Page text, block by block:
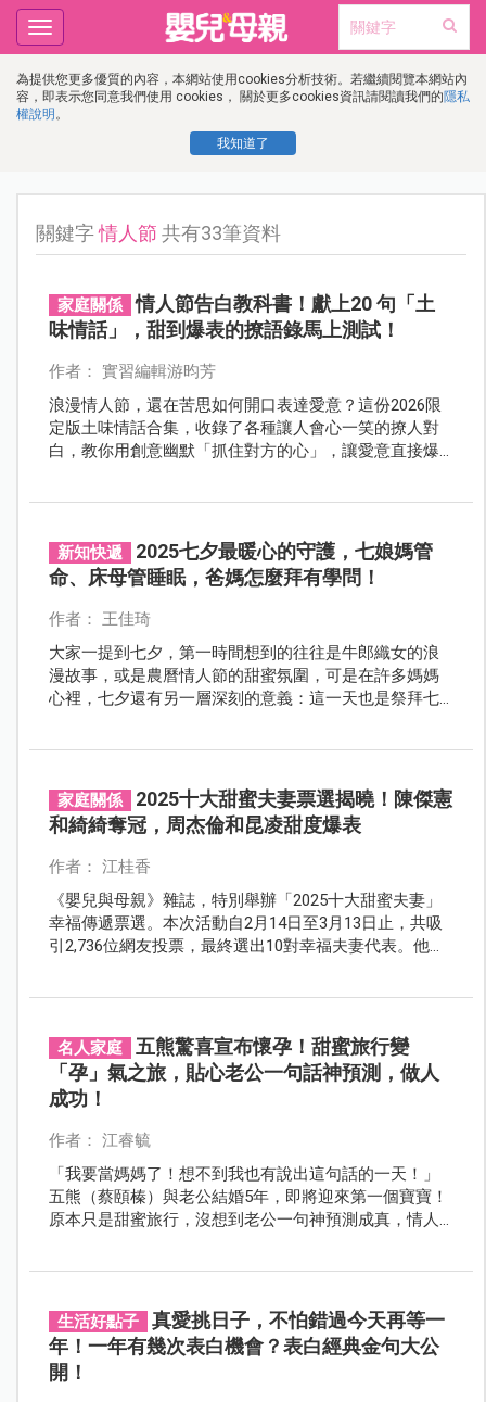
為提供您更多優質的內容，本網站使用cookies分析技術。若繼續閱覽本網站內
容，即表示您同意我們使用 cookies， 關於更多cookies資訊請閱讀我們的隱私
權說明 。
我知道了
Toggle
navigation
關鍵字情人節 共有33筆資料
家庭關係
情人節告白教科書！獻上20 句「土
味情話」，甜到爆表的撩語錄馬上測試！
作者： 實習編輯游昀芳
浪漫情人節，還在苦思如何開口表達愛意？這份2026限
定版土味情話合集，收錄了各種讓人會心一笑的撩人對
白，教你用創意幽默「抓住對方的心」，讓愛意直接爆
新知快遞
2025七夕最暖心的守護，七娘媽管
命、床母管睡眠，爸媽怎麼拜有學問！
作者： 王佳琦
大家一提到七夕，第一時間想到的往往是牛郎織女的浪
漫故事，或是農曆情人節的甜蜜氛圍，可是在許多媽媽
心裡，七夕還有另一層深刻的意義：這一天也是祭拜七
家庭關係
2025十大甜蜜夫妻票選揭曉！陳傑憲
和綺綺奪冠，周杰倫和昆凌甜度爆表
作者： 江桂香
《嬰兒與母親》雜誌，特別舉辦「2025十大甜蜜夫妻」
幸福傳遞票選。本次活動自2月14日至3月13日止，共吸
引2,736位網友投票，最終選出10對幸福夫妻代表。他們
名人家庭
五熊驚喜宣布懷孕！甜蜜旅行變
「孕」氣之旅，貼心老公一句話神預測，做人
成功！
作者： 江睿毓
「我要當媽媽了！想不到我也有說出這句話的一天！」
五熊（蔡頤榛）與老公結婚5年，即將迎來第一個寶寶！
原本只是甜蜜旅行，沒想到老公一句神預測成真，情人
生活好點子
真愛挑日子，不怕錯過今天再等一
年！一年有幾次表白機會？表白經典金句大公
開！